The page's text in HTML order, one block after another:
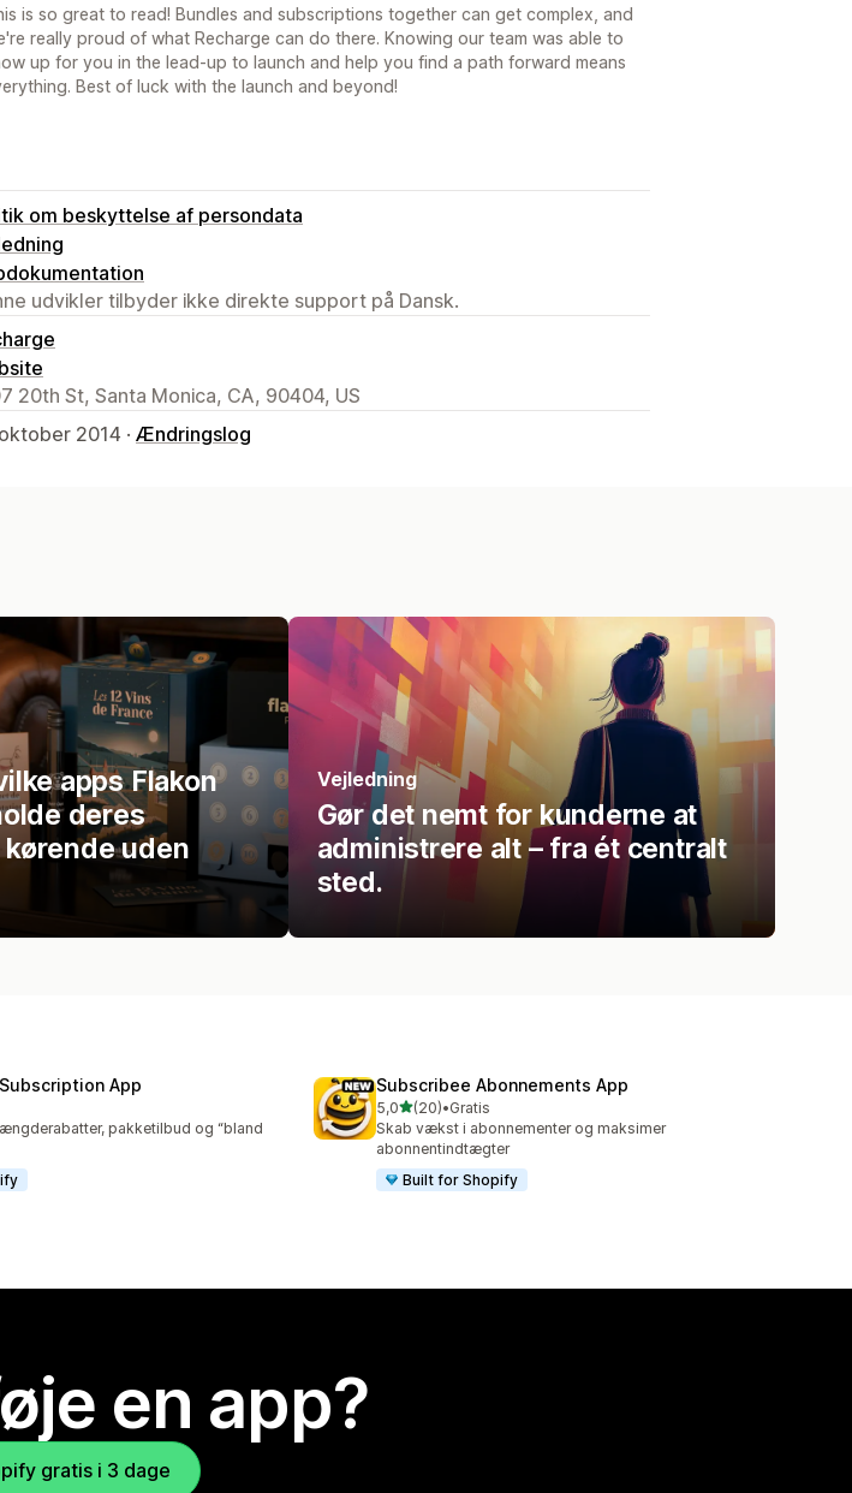
is so great to read! Bundles and subscriptions together can get complex, and
really proud of what Recharge can do there. Knowing our team was able to
up for you in the lead-up to launch and help you find a path forward means
Best of luck with the launch and beyond!
om beskyttelse af persondata
udvikler tilbyder ikke direkte support på Dansk.
20th St, Santa Monica, CA, 90404, US
2014 · Ændringslog
apps Flakon
deres
uden
Vejledning
Gør det nemt for kunderne at
administrere alt – fra ét centralt
sted.
App
pakketilbud og “bland
Subscribee Abonnements App
5,0ud af 5 stjerner
(20)
20 anmeldelser i alt
•Gratis
Skab vækst i abonnementer og maksimer
abonnentindtægter
Built for Shopify
en app?
gratis i 3 dage